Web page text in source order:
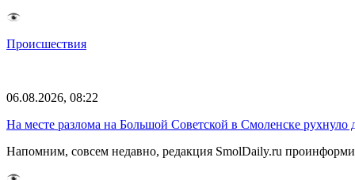
Происшествия
06.08.2026, 08:22
На месте разлома на Большой Советской в Смоленске рухнуло
Напомним, совсем недавно, редакция SmolDaily.ru